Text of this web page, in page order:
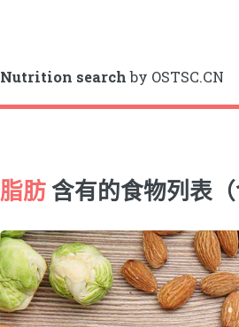
Nutrition searchby OSTSC.CN
脂肪含有的食物列表（